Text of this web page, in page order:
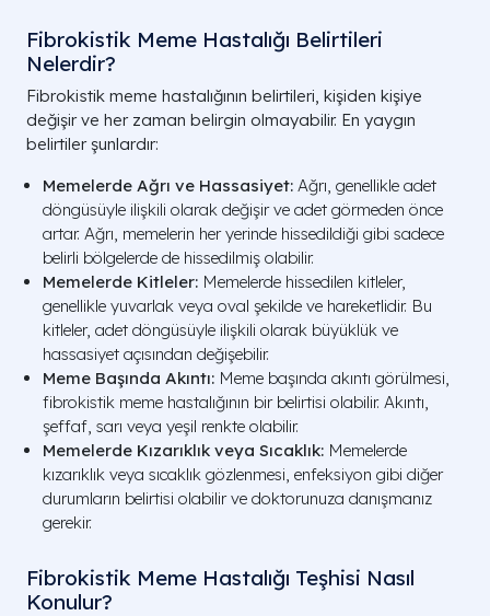
Fibrokistik Meme Hastalığı Belirtileri
Nelerdir?
Fibrokistik meme hastalığının belirtileri, kişiden kişiye
değişir ve her zaman belirgin olmayabilir. En yaygın
belirtiler şunlardır:
Memelerde Ağrı ve Hassasiyet: Ağrı, genellikle adet
döngüsüyle ilişkili olarak değişir ve adet görmeden önce
artar. Ağrı, memelerin her yerinde hissedildiği gibi sadece
belirli bölgelerde de hissedilmiş olabilir.
Memelerde Kitleler: Memelerde hissedilen kitleler,
genellikle yuvarlak veya oval şekilde ve hareketlidir. Bu
kitleler, adet döngüsüyle ilişkili olarak büyüklük ve
hassasiyet açısından değişebilir.
Meme Başında Akıntı: Meme başında akıntı görülmesi,
fibrokistik meme hastalığının bir belirtisi olabilir. Akıntı,
şeffaf, sarı veya yeşil renkte olabilir.
Memelerde Kızarıklık veya Sıcaklık: Memelerde
kızarıklık veya sıcaklık gözlenmesi, enfeksiyon gibi diğer
durumların belirtisi olabilir ve doktorunuza danışmanız
gerekir.
Fibrokistik Meme Hastalığı Teşhisi Nasıl
Konulur?